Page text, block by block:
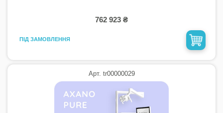
762 923 ₴
ПІД ЗАМОВЛЕННЯ
Арт. tr00000029